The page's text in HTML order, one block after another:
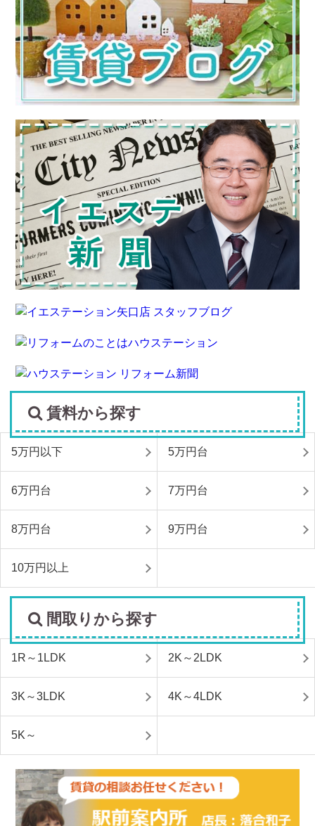
賃料から探す
5万円以下 5万円台
6万円台 7万円台
8万円台 9万円台
10万円以上
間取りから探す
1R～1LDK 2K～2LDK
3K～3LDK 4K～4LDK
5K～